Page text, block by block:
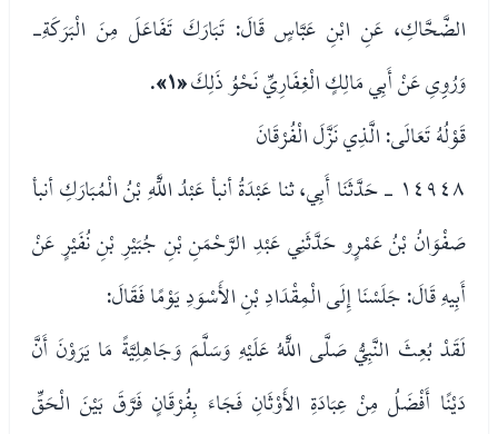
الضَّحَّاكِ، عَنِ ابْنِ عَبَّاسٍ قَالَ: تَبَارَكَ تَفَاعَلَ مِنَ الْبَرَكَةِ-
وَرُوِِىِ عَنْ أَبِي مَالِكٍ الْغِفَارِيِّ نَحْوُ ذَلِكَ«١» .
قَوْلُهُ تَعَالَى: الَّذِي نَزَّلَ الْفُرْقَانَ
١٤٩٤٨ - حَدَّثَنَا أَبِي، ثنا عَبْدَةُ أنبأ عَبْدُ اللَّهِ بْنُ الْمُبَارَكِ أنبأ
صَفْوَانُ بْنُ عَمْرٍو حَدَّثَنِي عَبْدِ الرَّحْمَنِ بْنِ جُبَيْرِ بْنِ نُفَيْرٍ عَنْ
أَبِيهِ قَالَ: جَلَسْنَا إِلَى الْمِقْدَادِ بْنِ الأَسْوَدِ يَوْمًا فَقَالَ:
لَقَدْ بُعِثَ النَّبِيُّ صَلَّى اللَّهُ عَلَيْهِ وَسَلَّمَ وَجَاهِلِيَّةً مَا يَرَوْنَ أَنَّ
دَيْنًا أَفْضَلُ مِنْ عِبَادَةِ الأَوْثَانِ فَجَاءَ بِفُرْقَانٍ فَرَّقَ بَيْنَ الْحَقِّ